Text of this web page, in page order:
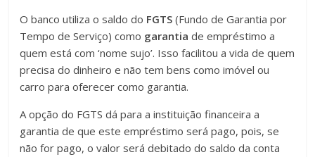
O banco utiliza o saldo do FGTS (Fundo de Garantia por
Tempo de Serviço) como garantia de empréstimo a
quem está com ‘nome sujo’. Isso facilitou a vida de quem
precisa do dinheiro e não tem bens como imóvel ou
carro para oferecer como garantia.
A opção do FGTS dá para a instituição financeira a
garantia de que este empréstimo será pago, pois, se
não for pago, o valor será debitado do saldo da conta